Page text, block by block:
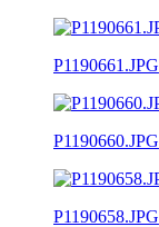
P1190661.JPG
P1190660.JPG
P1190658.JPG